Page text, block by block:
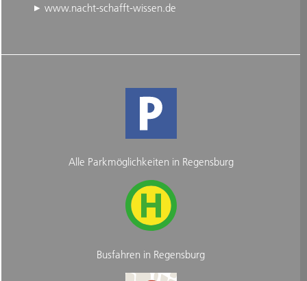
www.nacht-schafft-wissen.de
Alle Parkmöglichkeiten in Regensburg
Busfahren in Regensburg